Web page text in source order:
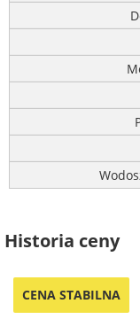
Historia ceny
CENA STABILNA